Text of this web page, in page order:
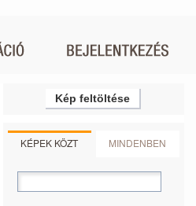
Kép feltöltése
KÉPEK KÖZT MINDENBEN